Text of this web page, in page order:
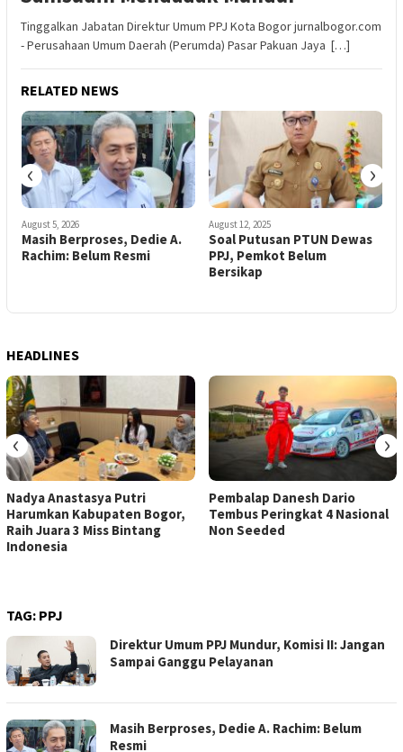
Tinggalkan Jabatan Direktur Umum PPJ Kota Bogor jurnalbogor.com
- Perusahaan Umum Daerah (Perumda) Pasar Pakuan Jaya […]
RELATED NEWS
August 5, 2026
Masih Berproses, Dedie A.
Rachim: Belum Resmi
August 12, 2025
Soal Putusan PTUN Dewas
PPJ, Pemkot Belum
Bersikap
‹ ›
HEADLINES
Nadya Anastasya Putri
Harumkan Kabupaten Bogor,
Raih Juara 3 Miss Bintang
Indonesia
Pembalap Danesh Dario
Tembus Peringkat 4 Nasional
Non Seeded
‹ ›
TAG: PPJ
Direktur Umum PPJ Mundur, Komisi II: Jangan
Sampai Ganggu Pelayanan
Masih Berproses, Dedie A. Rachim: Belum
Resmi